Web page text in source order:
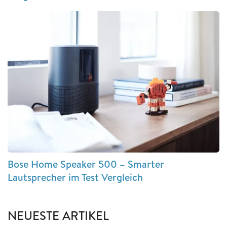
Bose Home Speaker 500 – Smarter
Lautsprecher im Test Vergleich
NEUESTE ARTIKEL